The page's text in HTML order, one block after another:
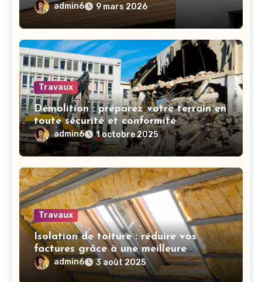
admin6 9 mars 2026
Travaux
Démolition : préparez votre terrain en
toute sécurité et conformité
admin6 1 octobre 2025
Travaux
Isolation de toiture : réduire vos
factures grâce à une meilleure
performance thermique
admin6 3 août 2025